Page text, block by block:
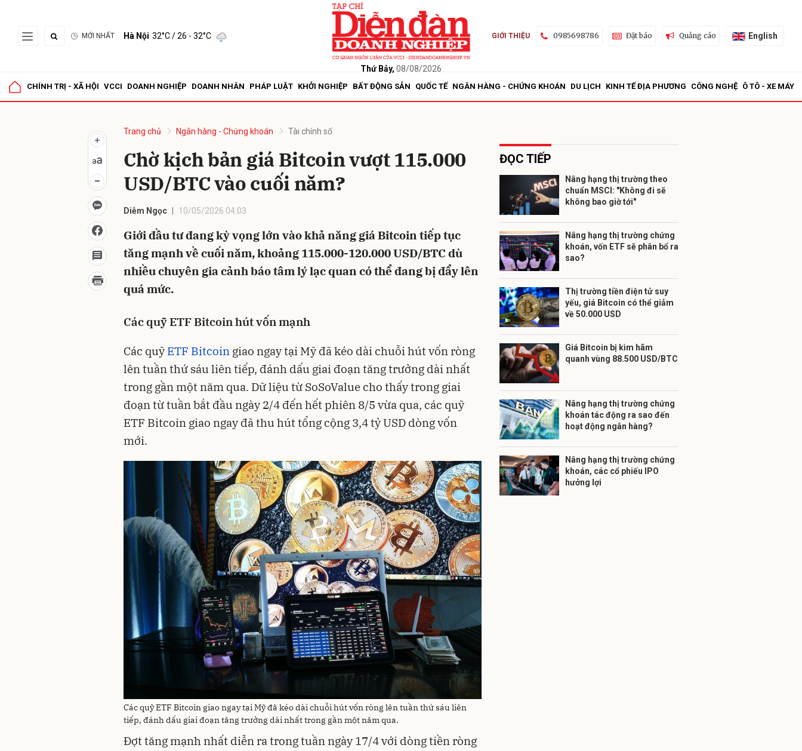
MỚI NHẤT Hà Nội 32°C/ 26 - 32°C
Thứ Bảy, 08/08/2026
GIỚI THIỆU 0985698786 Đặt báo Quảng cáo English
CHÍNH TRỊ - XÃ HỘI VCCI DOANH NGHIỆP DOANH NHÂN PHÁP LUẬT KHỞI NGHIỆP BẤT ĐỘNG SẢN QUỐC TẾ NGÂN HÀNG - CHỨNG KHOÁN DU LỊCH KINH TẾ ĐỊA PHƯƠNG CÔNG NGHỆ Ô TÔ - XE MÁY
Trang chủ Ngân hàng - Chứng khoán Tài chính số
Chờ kịch bản giá Bitcoin vượt 115.000
USD/BTC vào cuối năm?
Diễm Ngọc 10/05/2026 04:03
Giới đầu tư đang kỳ vọng lớn vào khả năng giá Bitcoin tiếp tục
tăng mạnh về cuối năm, khoảng 115.000-120.000 USD/BTC dù
nhiều chuyên gia cảnh báo tâm lý lạc quan có thể đang bị đẩy lên
quá mức.
Các quỹ ETF Bitcoin hút vốn mạnh
Các quỹETF Bitcoin giao ngay tại Mỹ đã kéo dài chuỗi hút vốn ròng
lên tuần thứ sáu liên tiếp, đánh dấu giai đoạn tăng trưởng dài nhất
trong gần một năm qua. Dữ liệu từ SoSoValue cho thấy trong giai
đoạn từ tuần bắt đầu ngày 2/4 đến hết phiên 8/5 vừa qua, các quỹ
ETF Bitcoin giao ngay đã thu hút tổng cộng 3,4 tỷ USD dòng vốn
mới.
Các quỹ ETF Bitcoin giao ngay tại Mỹ đã kéo dài chuỗi hút vốn ròng lên tuần thứ sáu liên
tiếp, đánh dấu giai đoạn tăng trưởng dài nhất trong gần một năm qua.
Đợt tăng mạnh nhất diễn ra trong tuần ngày 17/4 với dòng tiền ròng
ĐỌC TIẾP
Nâng hạng thị trường theo
chuẩn MSCI: "Không đi sẽ
không bao giờ tới"
Nâng hạng thị trường chứng
khoán, vốn ETF sẽ phân bổ ra
sao?
Thị trường tiền điện tử suy
yếu, giá Bitcoin có thể giảm
về 50.000 USD
Giá Bitcoin bị kìm hãm
quanh vùng 88.500 USD/BTC
Nâng hạng thị trường chứng
khoán tác động ra sao đến
hoạt động ngân hàng?
Nâng hạng thị trường chứng
khoán, các cổ phiếu IPO
hưởng lợi
Gửi